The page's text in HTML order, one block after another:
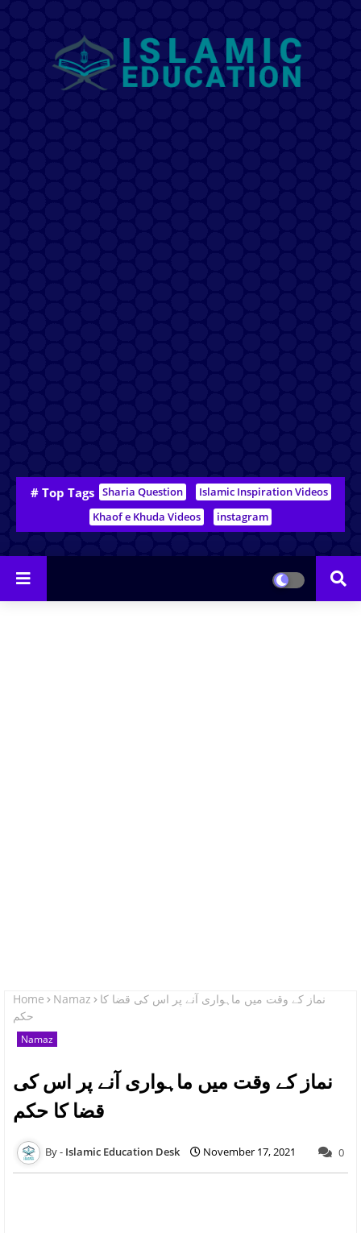
# Top Tags Sharia Question
Islamic Inspiration Videos
Khaof e Khuda Videos
instagram
Home Namaz
نماز کے وقت میں ماہواری آنے پر اس کی قضا کا
حکم
Namaz
نماز کے وقت میں ماہواری آنے پر اس کی
قضا کا حکم
Islamic Education Desk November 17, 2021 0